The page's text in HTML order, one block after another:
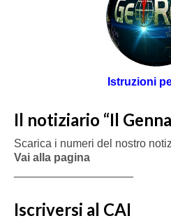
Istruzioni
Il notiziario “Il
Scarica i numeri del nostro
Vai alla pagina
Iscriversi al CAI